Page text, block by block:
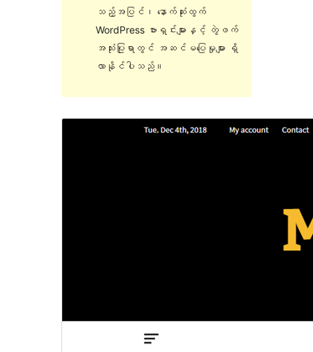
သည့်အပြင်၊ နောက်ဆုံးထွက်
WordPress ဗားရှင်းများနှင့် တွဲဖက်
အသုံးပြုရာတွင် အဆင်မပြေမှုများ ရှိ
လာနိုင်ပါသည်။